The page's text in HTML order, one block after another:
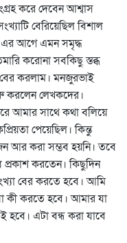
করে দেবেন আশ্বাস
বেরিয়েছিল বিশাল
এর আগে এমন সমৃদ্ধ
করোনা সবকিছু স্তব্ধ
করলাম। মনজুরভাই
করলেন লেখকদের।
আমার সাথে কথা বলিয়ে
পেয়েছিল। কিন্তু
আর করা সম্ভব হয়নি। তবে
করতেন। কিছুদিন
বের করতে হবে। আমি
কী করতে হবে। আমার যা
হবে। এটা বন্ধ করা যাবে